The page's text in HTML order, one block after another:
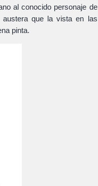
al conocido personaje de
que la vista en las
pinta.